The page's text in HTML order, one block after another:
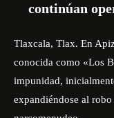
continúan
Tlaxcala, Tlax. En
conocida como «Los
impunidad,
expandiéndose al